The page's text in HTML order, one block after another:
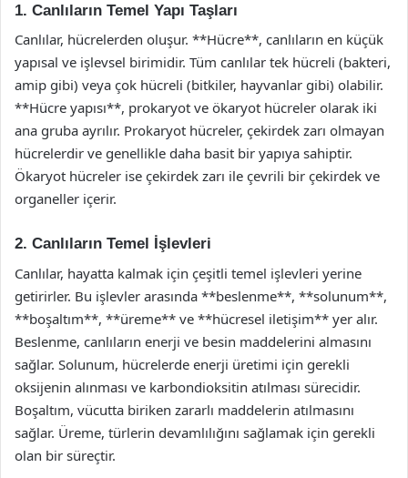
1. Canlıların Temel Yapı Taşları
Canlılar, hücrelerden oluşur. **Hücre**, canlıların en küçük
yapısal ve işlevsel birimidir. Tüm canlılar tek hücreli (bakteri,
amip gibi) veya çok hücreli (bitkiler, hayvanlar gibi) olabilir.
**Hücre yapısı**, prokaryot ve ökaryot hücreler olarak iki
ana gruba ayrılır. Prokaryot hücreler, çekirdek zarı olmayan
hücrelerdir ve genellikle daha basit bir yapıya sahiptir.
Ökaryot hücreler ise çekirdek zarı ile çevrili bir çekirdek ve
organeller içerir.
2. Canlıların Temel İşlevleri
Canlılar, hayatta kalmak için çeşitli temel işlevleri yerine
getirirler. Bu işlevler arasında **beslenme**, **solunum**,
**boşaltım**, **üreme** ve **hücresel iletişim** yer alır.
Beslenme, canlıların enerji ve besin maddelerini almasını
sağlar. Solunum, hücrelerde enerji üretimi için gerekli
oksijenin alınması ve karbondioksitin atılması sürecidir.
Boşaltım, vücutta biriken zararlı maddelerin atılmasını
sağlar. Üreme, türlerin devamlılığını sağlamak için gerekli
olan bir süreçtir.